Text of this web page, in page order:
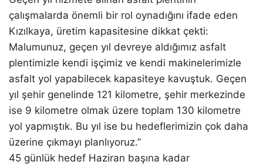
çalışmalarda önemli bir rol oynadığını ifade eden
Kızılkaya, üretim kapasitesine dikkat çekti:
Malumunuz, geçen yıl devreye aldığımız asfalt
plentimizle kendi işçimiz ve kendi makinelerimizle
asfalt yol yapabilecek kapasiteye kavuştuk. Geçen
yıl şehir genelinde 121 kilometre, şehir merkezinde
ise 9 kilometre olmak üzere toplam 130 kilometre
yol yapmıştık. Bu yıl ise bu hedeflerimizin çok daha
üzerine çıkmayı planlıyoruz.”
45 günlük hedef Haziran başına kadar